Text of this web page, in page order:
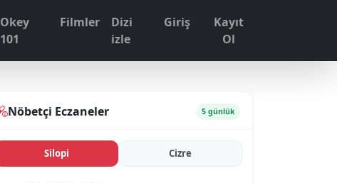
Okey
101
Filmler
Dizi
izle
Giriş
Kayıt
Ol
Nöbetçi Eczaneler 5 günlük
Si̇lopi̇ Ci̇zre